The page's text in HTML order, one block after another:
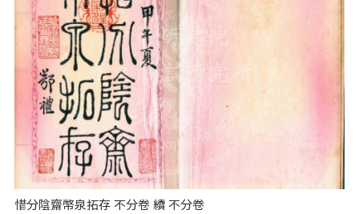
惜分陰齋幣泉拓存 不分卷 續 不分卷